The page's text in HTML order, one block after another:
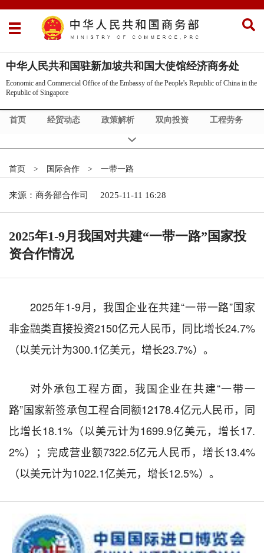
中华人民共和国驻新加坡共和国大使馆经济商务处
Economic and Commercial Office of the Embassy of the People's Republic of China in the
Republic of Singapore
首页 经贸动态 政策解析 双向投资 工程劳务
市场信息
首页 > 国际合作 > 一带一路
来源：商务部合作司 2025-11-11 16:28
2025年1-9月我国对共建“一带一路”国家投
资合作情况
2025年1-9月，我国企业在共建“一带一路”国家
非金融类直接投资2150亿元人民币，同比增长24.7%
（以美元计为300.1亿美元，增长23.7%）。
对外承包工程方面，我国企业在共建“一带一
路”国家新签承包工程合同额12178.4亿元人民币，同
比增长18.1%（以美元计为1699.9亿美元，增长17.
2%）；完成营业额7322.5亿元人民币，增长13.4%
（以美元计为1022.1亿美元，增长12.5%）。